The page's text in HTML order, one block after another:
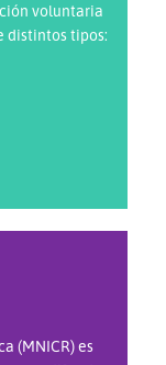
voluntaria
distintos tipos:
(MNICR) es